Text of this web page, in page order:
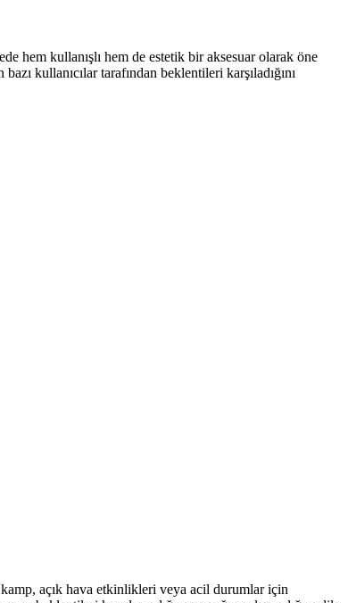
hem kullanışlı hem de estetik bir aksesuar olarak öne
kullanıcılar tarafından beklentileri karşıladığını
açık hava etkinlikleri veya acil durumlar için